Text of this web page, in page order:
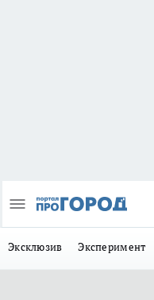
Эксклюзив Эксперимент